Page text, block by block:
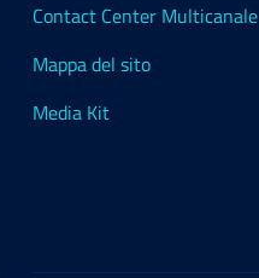
Contact Center Multicanale
Mappa del sito
Media Kit